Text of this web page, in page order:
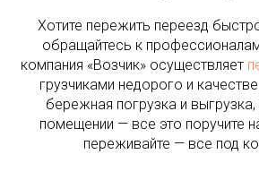
Хотите пережить переезд
обращайтесь к
компания «Возчик» осуществляет
грузчиками недорого и
бережная погрузка и
помещении — все это поручите
переживайте — все под